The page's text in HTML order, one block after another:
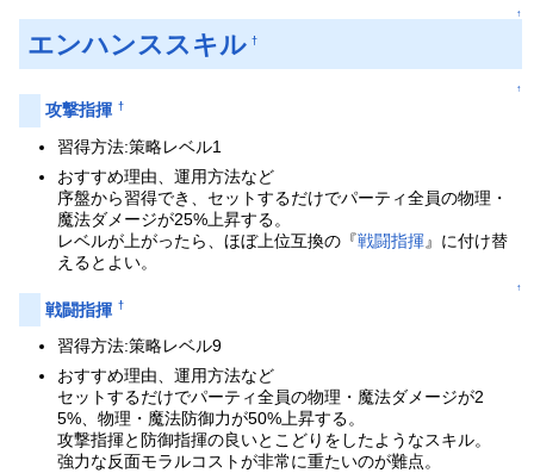
↑
エンハンススキル †
↑
攻撃指揮 †
習得方法:策略レベル1
おすすめ理由、運用方法など
序盤から習得でき、セットするだけでパーティ全員の物理・
魔法ダメージが25%上昇する。
レベルが上がったら、ほぼ上位互換の『戦闘指揮』に付け替
えるとよい。
↑
戦闘指揮 †
習得方法:策略レベル9
おすすめ理由、運用方法など
セットするだけでパーティ全員の物理・魔法ダメージが2
5%、物理・魔法防御力が50%上昇する。
攻撃指揮と防御指揮の良いとこどりをしたようなスキル。
強力な反面モラルコストが非常に重たいのが難点。